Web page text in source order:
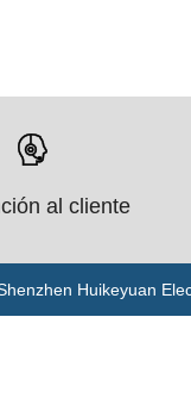
al cliente
Huikeyuan